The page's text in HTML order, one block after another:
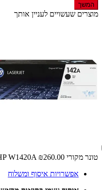
המשך
מוצרים שעשויים לעניין אותך
טונר מקורי HP W1420A ₪260.00
אפשרויות איסוף ומשלוח